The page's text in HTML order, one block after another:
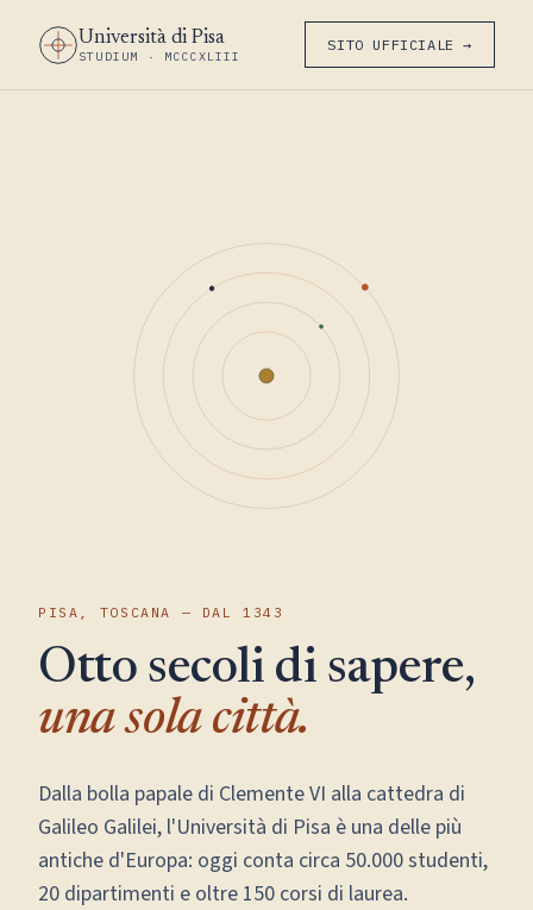
Università di Pisa
STUDIUM · MCCCXLIII
SITO UFFICIALE →
PISA, TOSCANA — DAL 1343
Otto secoli di sapere,
una sola città.
Dalla bolla papale di Clemente VI alla cattedra di
Galileo Galilei, l'Università di Pisa è una delle più
antiche d'Europa: oggi conta circa 50.000 studenti,
20 dipartimenti e oltre 150 corsi di laurea.